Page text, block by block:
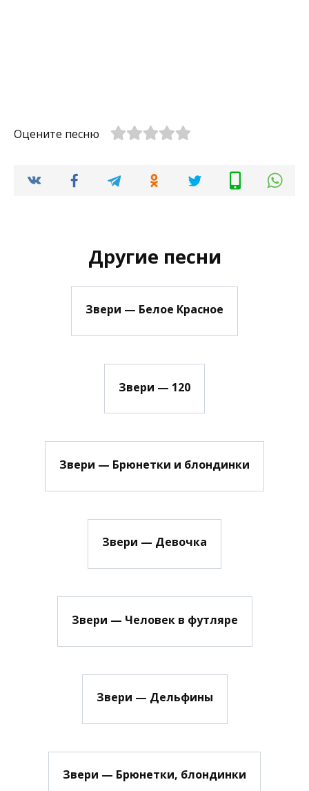
Оцените песню
Другие песни
Звери — Белое Красное
Звери — 120
Звери — Брюнетки и блондинки
Звери — Девочка
Звери — Человек в футляре
Звери — Дельфины
Звери — Брюнетки, блондинки